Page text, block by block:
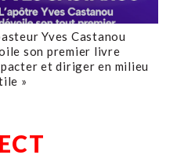
Yves Castanou
son premier livre
et diriger en milieu
»